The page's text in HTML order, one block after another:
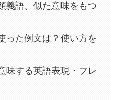
義語、似た意味をもつ
った例文は？使い方を
味する英語表現・フレ